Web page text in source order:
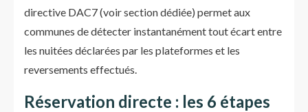
directive DAC7 (voir section dédiée) permet aux
communes de détecter instantanément tout écart entre
les nuitées déclarées par les plateformes et les
reversements effectués.
Réservation directe : les 6 étapes